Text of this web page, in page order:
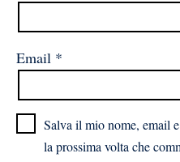
Email *
Salva il mio nome, email
la prossima volta che